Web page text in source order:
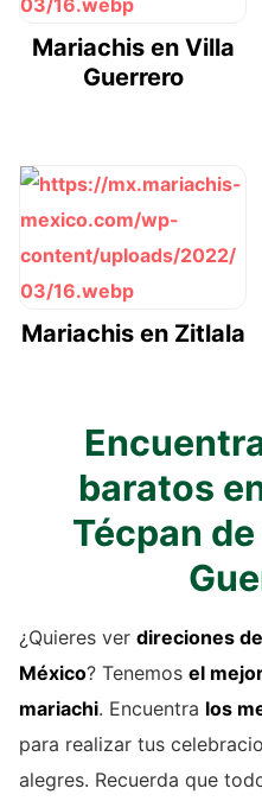
Mariachis en Villa
Guerrero
Mariachis en Zitlala
baratos
Técpan
¿Quieres ver direciones de
México? Tenemos el
mariachi. Encuentra los
para realizar tus
alegres. Recuerda que